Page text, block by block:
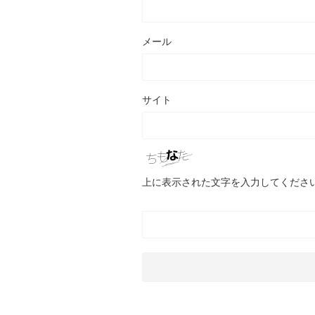
メール
サイト
上に表示された文字を入力してくださ